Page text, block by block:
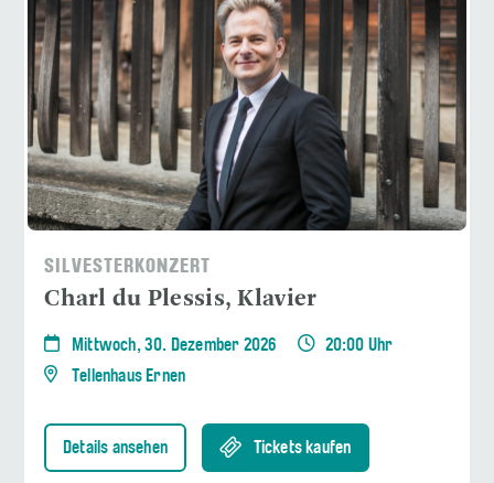
SILVESTERKONZERT
Charl du Plessis, Klavier
Mittwoch, 30. Dezember 2026
20:00 Uhr
Tellenhaus Ernen
Details ansehen Tickets kaufen